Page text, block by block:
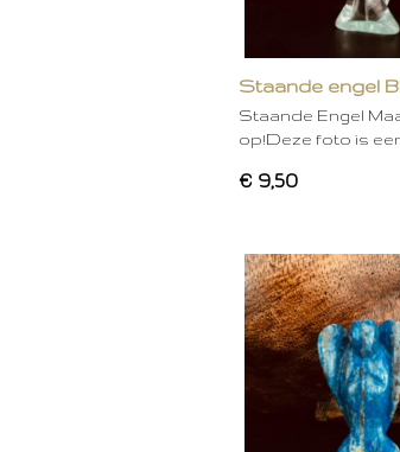
Staande engel
Staande Engel
op!Deze foto is
€ 9,50